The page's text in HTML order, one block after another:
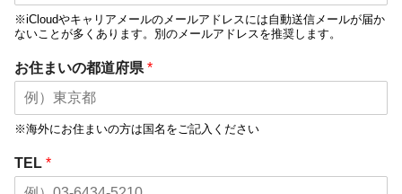
※iCloudやキャリアメールのメールアドレスには自動送信メールが届か
ないことが多くあります。別のメールアドレスを推奨します。
お住まいの都道府県 *
※海外にお住まいの方は国名をご記入ください
TEL *